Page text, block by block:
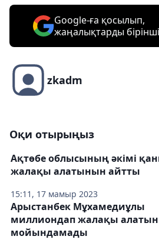
Google-ға қосылып,
жаңалықтарды
zkadm
Оқи отырыңыз
15:11, 17 мамыр 2023
Ақтөбе облысының әкімі
жалақы алатынын айтты
Арыстанбек Мұхамедиұлы
миллиондап жалақы
мойындамады